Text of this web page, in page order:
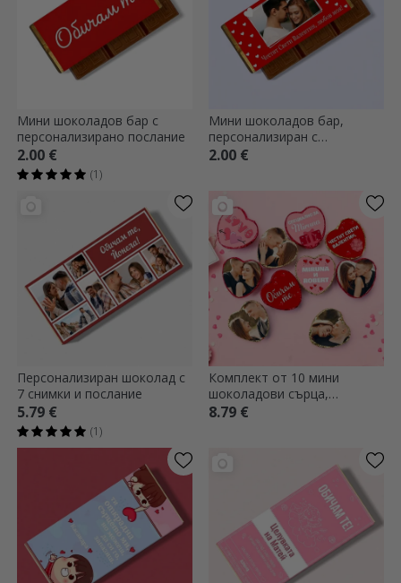
Мини шоколадов бар с
персонализирано послание
2.00 €
(1)
Мини шоколадов бар,
персонализиран с
фотография и послание -
2.00 €
Персонализиран шоколад с
7 снимки и послание
5.79 €
(1)
Комплект от 10 мини
шоколадови сърца,
персонализирани с
8.79 €